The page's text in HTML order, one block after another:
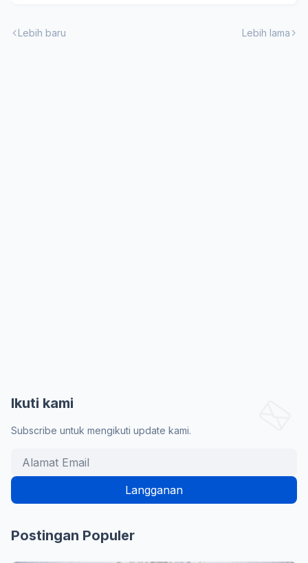
Lebih baru Lebih lama
Ikuti kami
Subscribe untuk mengikuti update kami.
Postingan Populer